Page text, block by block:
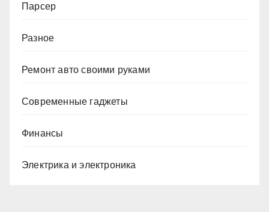
Парсер
Разное
Ремонт авто своими руками
Современные гаджеты
Финансы
Электрика и электроника